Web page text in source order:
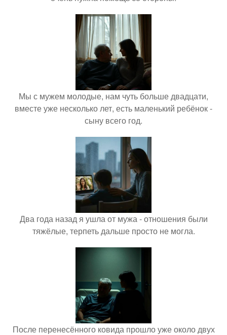
Мы с мужем молодые, нам чуть больше двадцати,
вместе уже несколько лет, есть маленький ребёнок -
сыну всего год.
Два года назад я ушла от мужа - отношения были
тяжёлые, терпеть дальше просто не могла.
После перенесённого ковида прошло уже около двух